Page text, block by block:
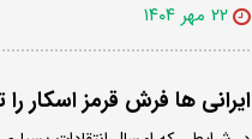
۲۲ مهر ۱۴۰۴
ایرانی ها فرش قرمز اسکار